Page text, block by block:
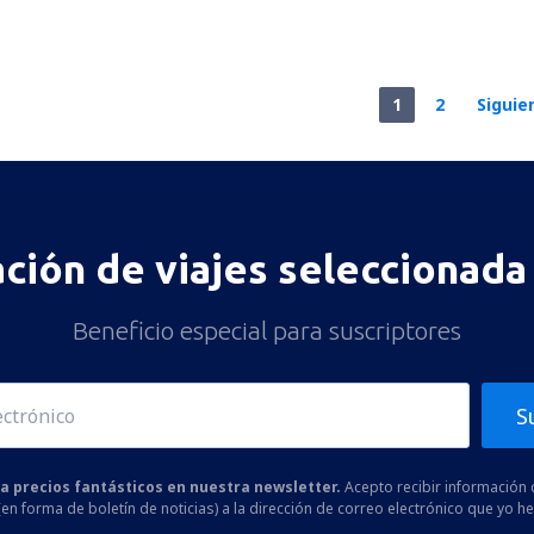
1 2
de viajes
Beneficio especial para suscriptores
precios fantásticos en nuestra newsletter. Acepto recibir información
forma de boletín de noticias) a la dirección de correo electrónico que yo